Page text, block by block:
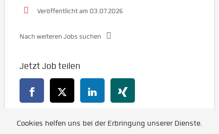
Veröffentlicht am 03.07.2026
Nach weiteren Jobs suchen
Jetzt Job teilen
Zurück
Cookies helfen uns bei der Erbringung unserer Dienste.